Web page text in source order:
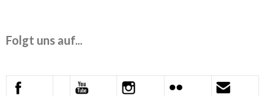
Folgt uns auf...